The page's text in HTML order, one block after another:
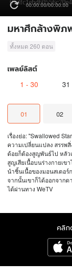
00:00:00/00:00:00
มหาศึกล้างพิภ
ทั้งหมด 260 ตอน
เพลย์ลิสต์
1 -30 31
01 02
เรื่องย่อ: "Swallowed
ความเปลี่ยนแปลง สรรพ
ด้อยก็ต้องสูญพันธ์ไป หลัว
สูญเสียเนื้อบนร่างกายเ
นำชิ้นเนื้อของมอนสเตอ
จากนั้นเขาก็ได้ออกจากด
ได้ผ่านทาง WeTV
คลิก